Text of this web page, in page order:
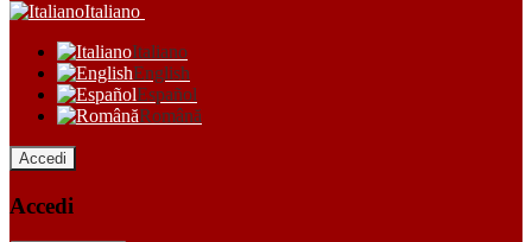
Italiano
Italiano
English
Español
Română
Accedi
Accedi